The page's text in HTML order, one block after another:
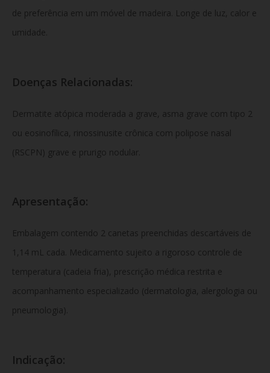
de preferência em um móvel de madeira. Longe de luz, calor e
umidade.
Doenças Relacionadas:
Dermatite atópica moderada a grave, asma grave com tipo 2
ou eosinofílica, rinossinusite crônica com polipose nasal
(RSCPN) grave e prurigo nodular.
Apresentação:
Embalagem contendo 2 canetas preenchidas descartáveis de
1,14 mL cada. Medicamento sujeito a rigoroso controle de
temperatura (cadeia fria), prescrição médica restrita e
acompanhamento especializado (dermatologia, alergologia ou
pneumologia).
Indicação: